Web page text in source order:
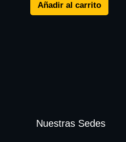
Añadir al carrito
Nuestras Sedes